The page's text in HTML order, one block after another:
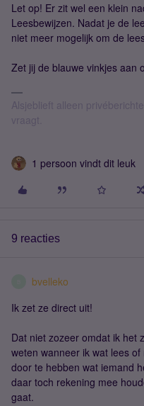
Let op! Er zit wel een klein
Leesbewijzen. Nadat je de
niet meer mogelijk om de
Zet jij de blauwe vinkjes aan
Alsjeblieft alleen
vraagt.
1 persoon vindt dit leuk
9 reacties
bvelleko
Ik zet ze direct uit!
Dat niet zozeer omdat ik het
weten wanneer ik wat lees
door te hebben wat iemand
daar toch rekening mee
gaat.